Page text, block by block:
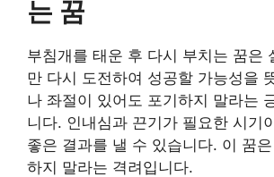
는 꿈
부침개를 태운 후 다시 부치는 꿈은
만 다시 도전하여 성공할 가능성을
나 좌절이 있어도 포기하지 말라는
니다. 인내심과 끈기가 필요한 시기
좋은 결과를 낼 수 있습니다. 이 꿈
하지 말라는 격려입니다.